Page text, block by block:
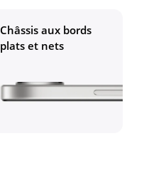
Châssis aux bords
plats et nets